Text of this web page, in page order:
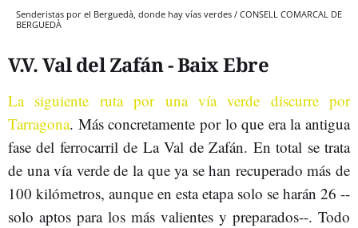
Senderistas por el Berguedà, donde hay vías verdes / CONSELL COMARCAL DE
BERGUEDÀ
V.V. Val del Zafán - Baix Ebre
La siguiente ruta por una vía verde discurre por
Tarragona. Más concretamente por lo que era la antigua
fase del ferrocarril de La Val de Zafán. En total se trata
de una vía verde de la que ya se han recuperado más de
100 kilómetros, aunque en esta etapa solo se harán 26 --
solo aptos para los más valientes y preparados--. Todo